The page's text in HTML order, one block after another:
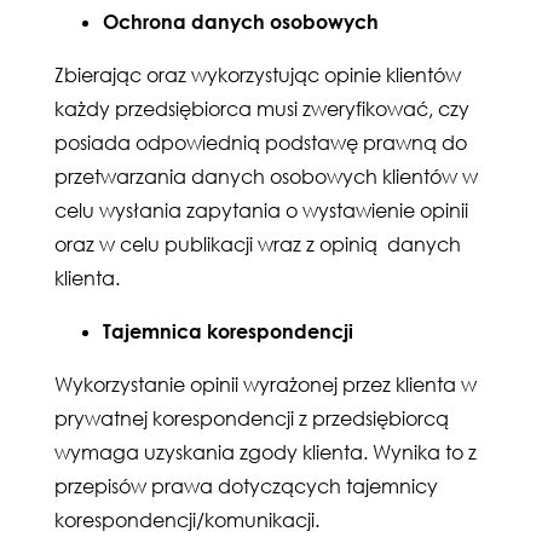
Ochrona danych osobowych
Zbierając oraz wykorzystując opinie klientów
każdy przedsiębiorca musi zweryfikować, czy
posiada odpowiednią podstawę prawną do
przetwarzania danych osobowych klientów w
celu wysłania zapytania o wystawienie opinii
oraz w celu publikacji wraz z opinią danych
klienta.
Tajemnica korespondencji
Wykorzystanie opinii wyrażonej przez klienta w
prywatnej korespondencji z przedsiębiorcą
wymaga uzyskania zgody klienta. Wynika to z
przepisów prawa dotyczących tajemnicy
korespondencji/komunikacji.